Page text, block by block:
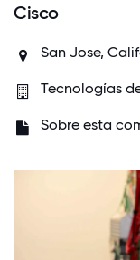
Cisco
San Jose,
Tecnologías
Sobre esta